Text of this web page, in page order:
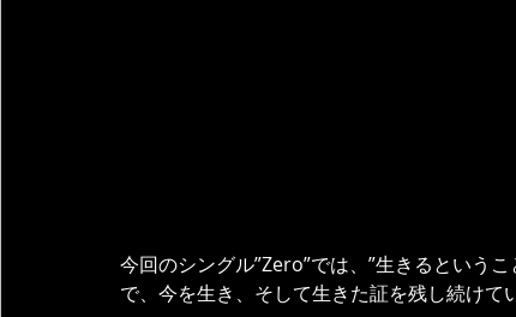
今回のシングル”Zero”では、”生きるという
で、今を生き、そして生きた証を残し続けて